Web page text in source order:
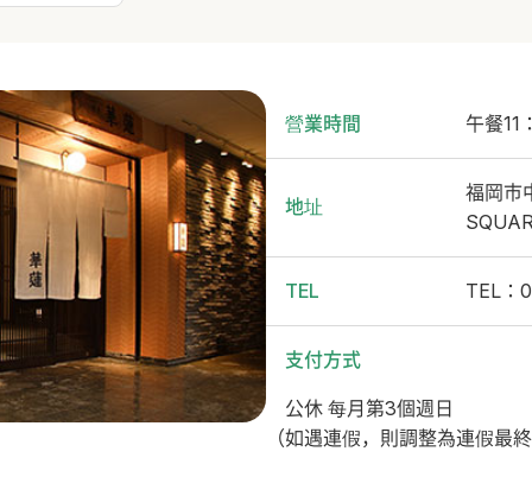
營業時間 午餐11
地址
福岡市
TEL TEL：
支付方式
公休 每月第3個週日
（如遇連假，則調整為連假最